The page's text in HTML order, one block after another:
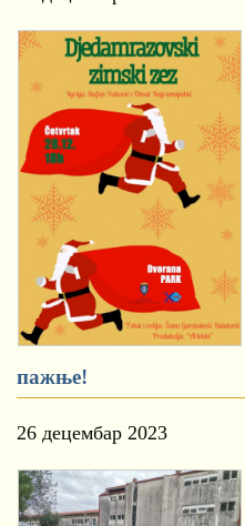
пажње!
26 децембар 2023